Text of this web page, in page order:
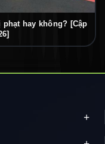
hay không? [Cập